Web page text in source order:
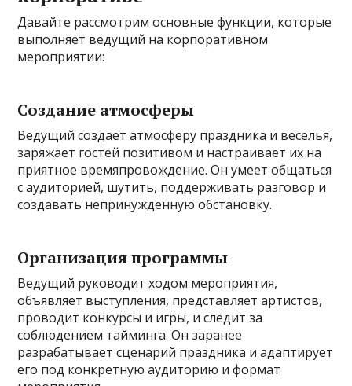
Давайте рассмотрим основные функции, которые
выполняет ведущий на корпоративном
мероприятии:
Создание атмосферы
Ведущий создает атмосферу праздника и веселья,
заряжает гостей позитивом и настраивает их на
приятное времяпровождение. Он умеет общаться
с аудиторией, шутить, поддерживать разговор и
создавать непринужденную обстановку.
Организация программы
Ведущий руководит ходом мероприятия,
объявляет выступления, представляет артистов,
проводит конкурсы и игры, и следит за
соблюдением тайминга. Он заранее
разрабатывает сценарий праздника и адаптирует
его под конкретную аудиторию и формат